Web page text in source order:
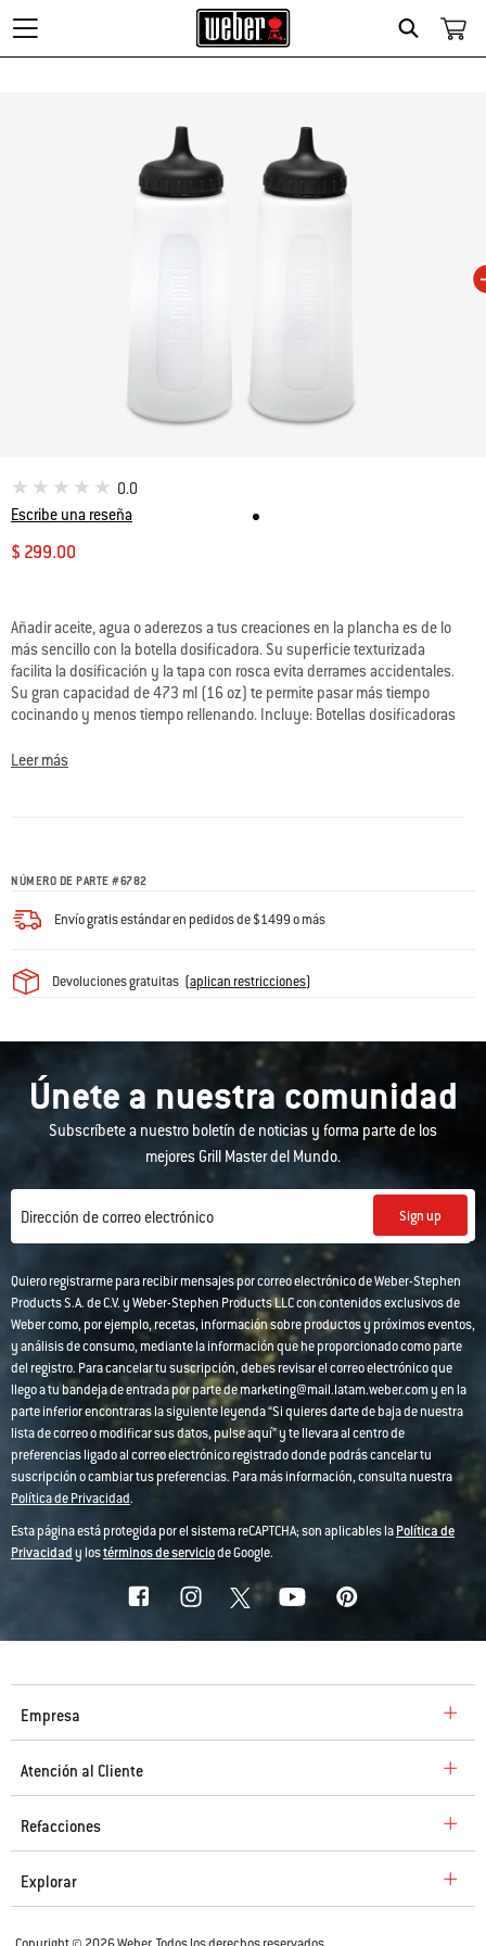
Search
0.0
Escribe una reseña
$ 299.00
Añadir aceite, agua o aderezos a tus creaciones en la plancha es de lo
más sencillo con la botella dosificadora. Su superficie texturizada
facilita la dosificación y la tapa con rosca evita derrames accidentales.
Su gran capacidad de 473 ml (16 oz) te permite pasar más tiempo
cocinando y menos tiempo rellenando. Incluye: Botellas dosificadoras
Leer más
NÚMERO DE PARTE #6782
Envío gratis estándar en pedidos de $1499 o más
Devoluciones gratuitas (aplican restricciones)
Únete a nuestra comunidad
Subscríbete a nuestro boletín de noticias y forma parte de los
mejores Grill Master del Mundo.
Dirección de correo electrónico Sign up
Quiero registrarme para recibir mensajes por correo electrónico de Weber-Stephen
Products S.A. de C.V. y Weber-Stephen Products LLC con contenidos exclusivos de
Weber como, por ejemplo, recetas, información sobre productos y próximos eventos,
y análisis de consumo, mediante la información que he proporcionado como parte
del registro. Para cancelar tu suscripción, debes revisar el correo electrónico que
llego a tu bandeja de entrada por parte de marketing@mail.latam.weber.com y en la
parte inferior encontraras la siguiente leyenda “Si quieres darte de baja de nuestra
lista de correo o modificar sus datos, pulse aquí” y te llevara al centro de
preferencias ligado al correo electrónico registrado donde podrás cancelar tu
suscripción o cambiar tus preferencias. Para más información, consulta nuestra
Política de Privacidad.
Esta página está protegida por el sistema reCAPTCHA; son aplicables laPolítica de
Privacidady lostérminos de serviciode Google.
Empresa
Atención al Cliente
Refacciones
Explorar